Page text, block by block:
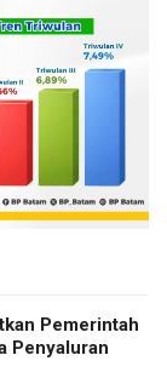
Pemerintah
Penyaluran